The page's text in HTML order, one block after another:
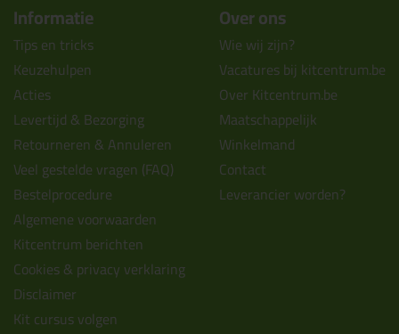
Informatie
Tips en tricks
Keuzehulpen
Acties
Levertijd & Bezorging
Retourneren & Annuleren
Veel gestelde vragen (FAQ)
Bestelprocedure
Algemene voorwaarden
Kitcentrum berichten
Cookies & privacy verklaring
Disclaimer
Kit cursus volgen
Over ons
Wie wij zijn?
Vacatures bij kitcentrum.be
Over Kitcentrum.be
Maatschappelijk
Winkelmand
Contact
Leverancier worden?